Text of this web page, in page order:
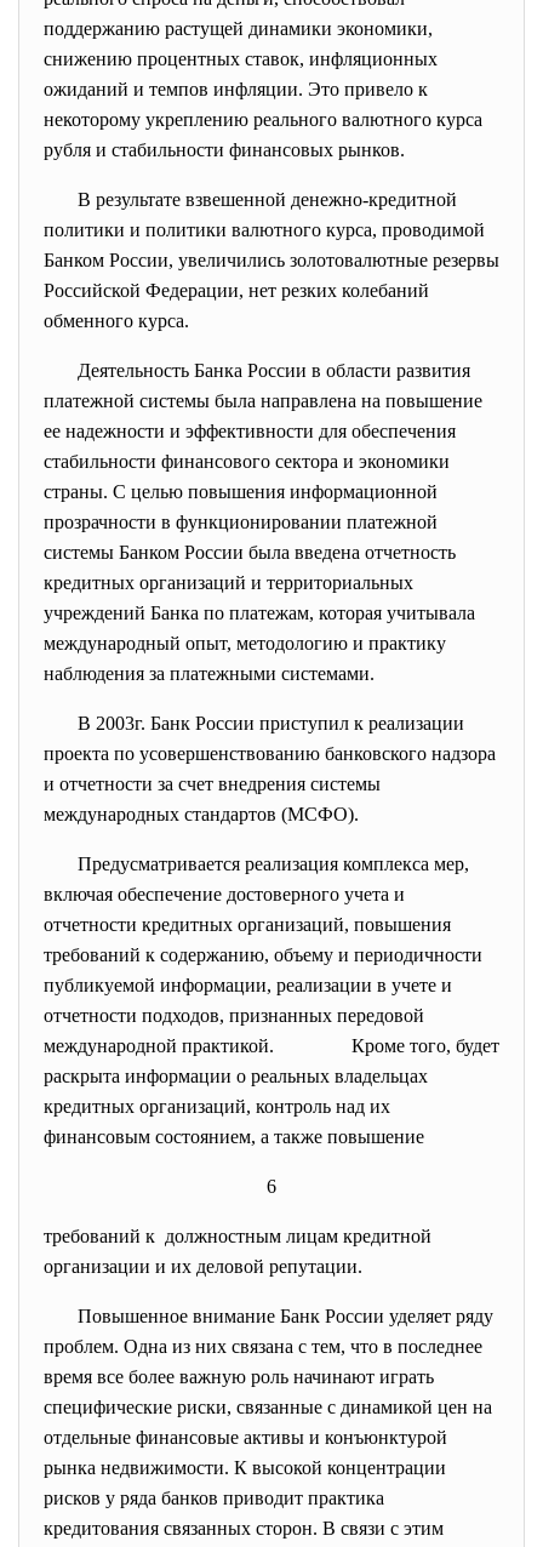
поддержанию растущей динамики экономики,
снижению процентных ставок, инфляционных
ожиданий и темпов инфляции. Это привело к
некоторому укреплению реального валютного курса
рубля и стабильности финансовых рынков.
В результате взвешенной денежно-кредитной
политики и политики валютного курса, проводимой
Банком России, увеличились золотовалютные резервы
Российской Федерации, нет резких колебаний
обменного курса.
Деятельность Банка России в области развития
платежной системы была направлена на повышение
ее надежности и эффективности для обеспечения
стабильности финансового сектора и экономики
страны. С целью повышения информационной
прозрачности в функционировании платежной
системы Банком России была введена отчетность
кредитных организаций и территориальных
учреждений Банка по платежам, которая учитывала
международный опыт, методологию и практику
наблюдения за платежными системами.
В 2003г. Банк России приступил к реализации
проекта по усовершенствованию банковского надзора
и отчетности за счет внедрения системы
международных стандартов (МСФО).
Предусматривается реализация комплекса мер,
включая обеспечение достоверного учета и
отчетности кредитных организаций, повышения
требований к содержанию, объему и периодичности
публикуемой информации, реализации в учете и
отчетности подходов, признанных передовой
международной практикой. Кроме того, будет
раскрыта информации о реальных владельцах
кредитных организаций, контроль над их
финансовым состоянием, а также повышение
6
требований к должностным лицам кредитной
организации и их деловой репутации.
Повышенное внимание Банк России уделяет ряду
проблем. Одна из них связана с тем, что в последнее
время все более важную роль начинают играть
специфические риски, связанные с динамикой цен на
отдельные финансовые активы и конъюнктурой
рынка недвижимости. К высокой концентрации
рисков у ряда банков приводит практика
кредитования связанных сторон. В связи с этим